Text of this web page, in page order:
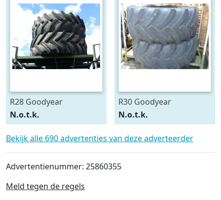
R28 Goodyear
540/75R28
N.o.t.k.
R30 Goodyear
600/70R30
N.o.t.k.
Bekijk alle 690 advertenties van deze adverteerder
Advertentienummer: 25860355
Meld tegen de regels